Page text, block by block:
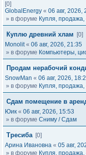
[0]
GlobalEnergy « 06 авг, 2026,
» в форуме Купля,
Куплю древний хлам
[0]
Monolit« 06 авг, 2026, 21:35
» в форуме Компьютеры,
Продам нерабочий
SnowMan « 06 авг, 2026,
» в форуме Купля,
Сдам помещение в
Юик « 06 авг, 2026, 15:53
» в форуме Сниму / Сдам
Тресиба [0]
Арина Ивановна « 05 авг,
» в форуме Купля,